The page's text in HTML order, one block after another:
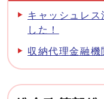
キャッシュレス
した！
収納代理金融機